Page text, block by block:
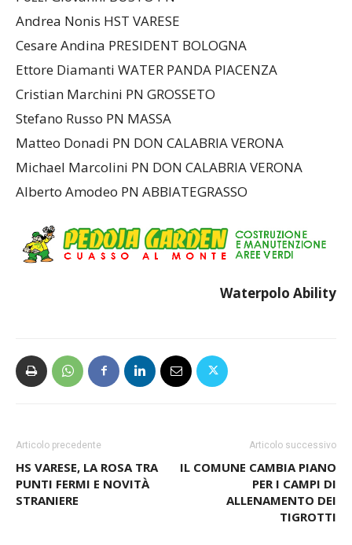
Andrea Nonis HST VARESE
Cesare Andina PRESIDENT BOLOGNA
Ettore Diamanti WATER PANDA PIACENZA
Cristian Marchini PN GROSSETO
Stefano Russo PN MASSA
Matteo Donadi PN DON CALABRIA VERONA
Michael Marcolini PN DON CALABRIA VERONA
Alberto Amodeo PN ABBIATEGRASSO
Waterpolo Ability
Articolo precedente
HS VARESE, LA ROSA TRA
PUNTI FERMI E NOVITÀ
STRANIERE
Articolo successivo
IL COMUNE CAMBIA PIANO
PER I CAMPI DI
ALLENAMENTO DEI
TIGROTTI